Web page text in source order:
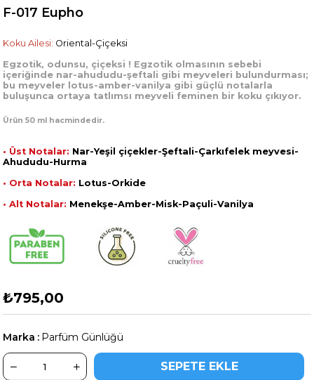
F-017 Eupho
Koku Ailesi: Oriental-Çiçeksi
Egzotik, odunsu, çiçeksi ! Egzotik olmasının sebebi
içeriğinde nar-ahududu-şeftali gibi meyveleri bulundurması;
bu meyveler lotus-amber-vanilya gibi güçlü notalarla
buluşunca ortaya tatlımsı meyveli feminen bir koku çıkıyor.
Ürün 50 ml hacmindedir.
• Üst Notalar: Nar-Yeşil çiçekler-Şeftali-Çarkıfelek meyvesi-
Ahududu-Hurma
• Orta Notalar: Lotus-Orkide
• Alt Notalar: Menekşe-Amber-Misk-Paçuli-Vanilya
₺795,00
Marka : Parfüm Günlüğü